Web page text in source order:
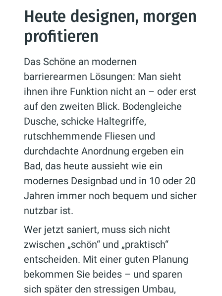
Heute designen, morgen
profitieren
Das Schöne an modernen
barrierearmen Lösungen: Man sieht
ihnen ihre Funktion nicht an – oder erst
auf den zweiten Blick. Bodengleiche
Dusche, schicke Haltegriffe,
rutschhemmende Fliesen und
durchdachte Anordnung ergeben ein
Bad, das heute aussieht wie ein
modernes Designbad und in 10 oder 20
Jahren immer noch bequem und sicher
nutzbar ist.
Wer jetzt saniert, muss sich nicht
zwischen „schön“ und „praktisch“
entscheiden. Mit einer guten Planung
bekommen Sie beides – und sparen
sich später den stressigen Umbau,